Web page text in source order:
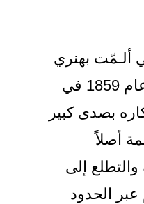
بهنري
دونان في سولفرينو عام 1859 في
كبير
إلى